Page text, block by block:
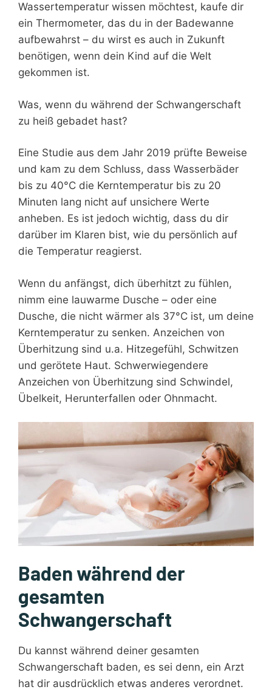
Wassertemperatur wissen möchtest, kaufe dir
ein Thermometer, das du in der Badewanne
aufbewahrst – du wirst es auch in Zukunft
benötigen, wenn dein Kind auf die Welt
gekommen ist.
Was, wenn du während der Schwangerschaft
zu heiß gebadet hast?
Eine Studie aus dem Jahr 2019 prüfte Beweise
und kam zu dem Schluss, dass Wasserbäder
bis zu 40°C die Kerntemperatur bis zu 20
Minuten lang nicht auf unsichere Werte
anheben. Es ist jedoch wichtig, dass du dir
darüber im Klaren bist, wie du persönlich auf
die Temperatur reagierst.
Wenn du anfängst, dich überhitzt zu fühlen,
nimm eine lauwarme Dusche – oder eine
Dusche, die nicht wärmer als 37°C ist, um deine
Kerntemperatur zu senken. Anzeichen von
Überhitzung sind u.a. Hitzegefühl, Schwitzen
und gerötete Haut. Schwerwiegendere
Anzeichen von Überhitzung sind Schwindel,
Übelkeit, Herunterfallen oder Ohnmacht.
Baden während der
gesamten
Schwangerschaft
Du kannst während deiner gesamten
Schwangerschaft baden, es sei denn, ein Arzt
hat dir ausdrücklich etwas anderes verordnet.